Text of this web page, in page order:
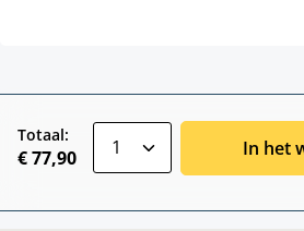
Totaal:
€ 77,90 In het